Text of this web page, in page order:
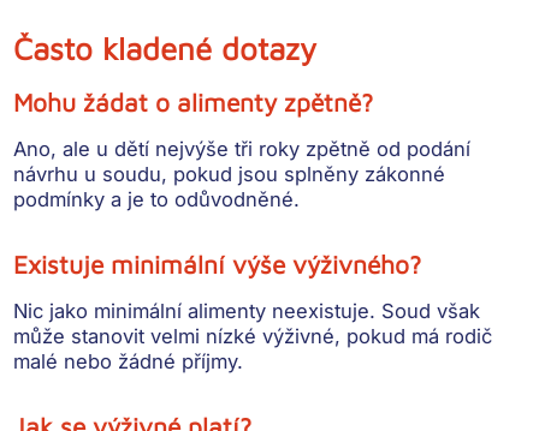
Často kladené dotazy
Mohu žádat o alimenty zpětně?
Ano, ale u dětí nejvýše tři roky zpětně od podání
návrhu u soudu, pokud jsou splněny zákonné
podmínky a je to odůvodněné.
Existuje minimální výše výživného?
Nic jako minimální alimenty neexistuje. Soud však
může stanovit velmi nízké výživné, pokud má rodič
malé nebo žádné příjmy.